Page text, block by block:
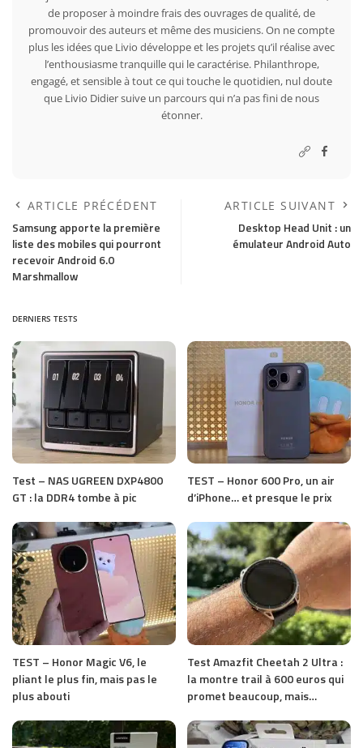
de proposer à moindre frais des ouvrages de qualité, de
promouvoir des auteurs et même des musiciens. On ne compte
plus les idées que Livio développe et les projets qu’il réalise avec
l’enthousiasme tranquille qui le caractérise. Philanthrope,
engagé, et sensible à tout ce qui touche le quotidien, nul doute
que Livio Didier suive un parcours qui n’a pas fini de nous
étonner.
ARTICLE PRÉCÉDENT
Samsung apporte la première
liste des mobiles qui pourront
recevoir Android 6.0
Marshmallow
ARTICLE SUIVANT
Desktop Head Unit : un
émulateur Android Auto
DERNIERS TESTS
Test – NAS UGREEN DXP4800
GT : la DDR4 tombe à pic
TEST – Honor 600 Pro, un air
d’iPhone… et presque le prix
TEST – Honor Magic V6, le
pliant le plus fin, mais pas le
plus abouti
Test Amazfit Cheetah 2 Ultra :
la montre trail à 600 euros qui
promet beaucoup, mais…